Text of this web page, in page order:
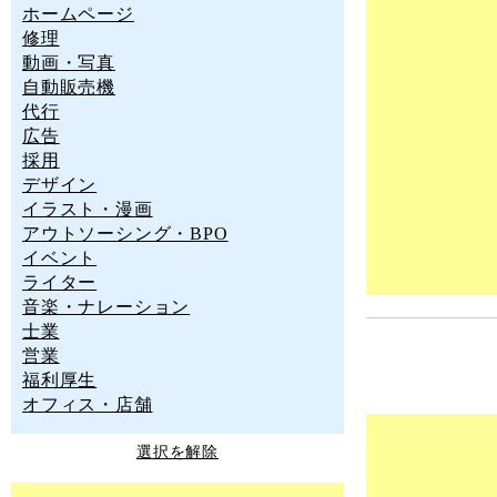
ホームページ
修理
動画・写真
自動販売機
代行
広告
採用
デザイン
イラスト・漫画
アウトソーシング・BPO
イベント
ライター
音楽・ナレーション
士業
営業
福利厚生
オフィス・店舗
選択を解除